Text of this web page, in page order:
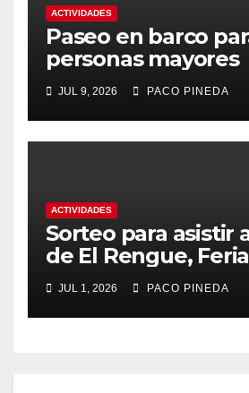
ACTIVIDADES
Paseo en barco
personas mayores
JUL 9, 2026 PACO PINEDA
ACTIVIDADES
Sorteo para asistir
de El Rengue,
Málaga 2026
JUL 1, 2026 PACO PINEDA